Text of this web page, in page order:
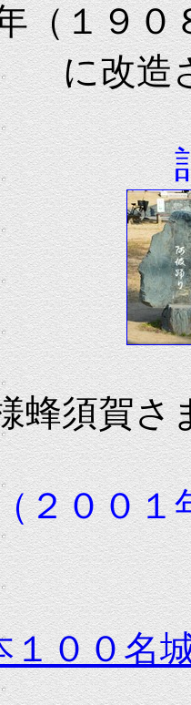
（１９０
に改造
蜂須賀さ
２００１
１００名